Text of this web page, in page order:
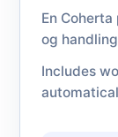
En
og
Includes